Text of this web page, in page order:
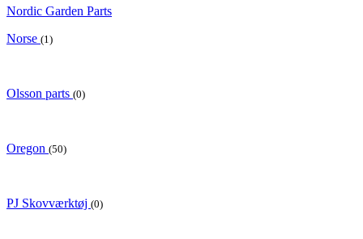
Nordic Garden Parts
Norse (1)
Olsson parts (0)
Oregon (50)
PJ Skovværktøj (0)